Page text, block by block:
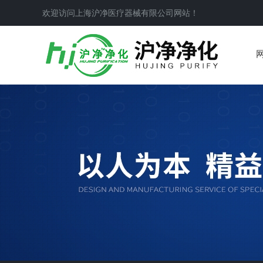
欢迎访问上海沪净医疗器械有限公司网站！